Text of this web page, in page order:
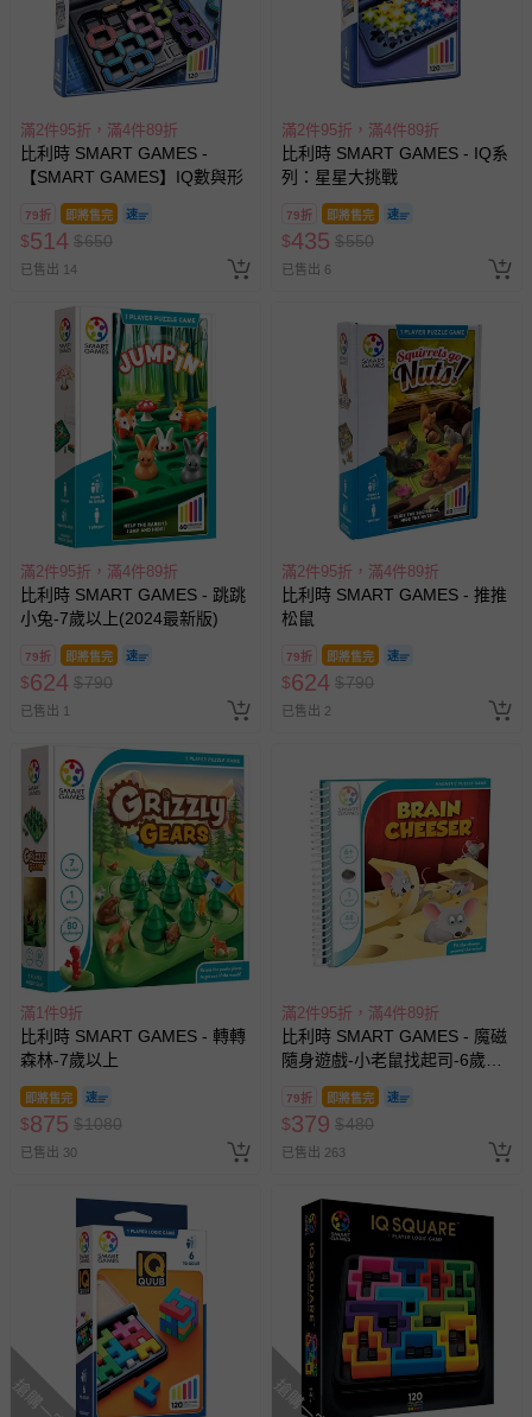
滿2件95折，滿4件89折
比利時 SMART GAMES -
【SMART GAMES】IQ數與形
79折 即將售完
$514 $650
已售出 14
滿2件95折，滿4件89折
比利時 SMART GAMES - IQ系
列：星星大挑戰
79折 即將售完
$435 $550
已售出 6
滿2件95折，滿4件89折
比利時 SMART GAMES - 跳跳
小兔-7歲以上(2024最新版)
79折 即將售完
$624 $790
已售出 1
滿2件95折，滿4件89折
比利時 SMART GAMES - 推推
松鼠
79折 即將售完
$624 $790
已售出 2
滿1件9折
比利時 SMART GAMES - 轉轉
森林-7歲以上
即將售完
$875 $1080
已售出 30
滿2件95折，滿4件89折
比利時 SMART GAMES - 魔磁
隨身遊戲-小老鼠找起司-6歲以
79折 即將售完
$379 $480
已售出 263